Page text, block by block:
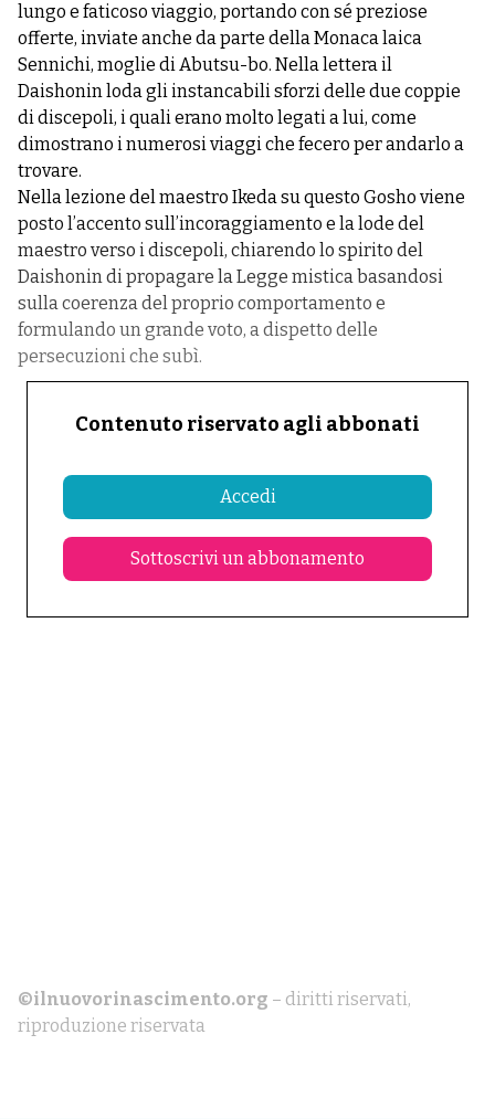
lungo e faticoso viaggio, portando con sé preziose
offerte, inviate anche da parte della Monaca laica
Sennichi, moglie di Abutsu-bo. Nella lettera il
Daishonin loda gli instancabili sforzi delle due coppie
di discepoli, i quali erano molto legati a lui, come
dimostrano i numerosi viaggi che fecero per andarlo a
trovare.
Nella lezione del maestro Ikeda su questo Gosho viene
posto l’accento sull’incoraggiamento e la lode del
maestro verso i discepoli, chiarendo lo spirito del
Daishonin di propagare la Legge mistica basandosi
sulla coerenza del proprio comportamento e
formulando un grande voto, a dispetto delle
persecuzioni che subì.
Contenuto riservato agli abbonati
Accedi
Sottoscrivi un abbonamento
©ilnuovorinascimento.org – diritti riservati,
riproduzione riservata